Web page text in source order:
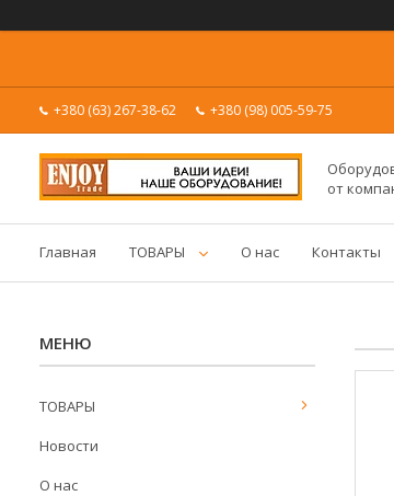
+380 (63) 267-38-62 +380 (98) 005-59-75
от
Главная ТОВАРЫ О нас Контакты
ТОВАРЫ
Новости
О нас